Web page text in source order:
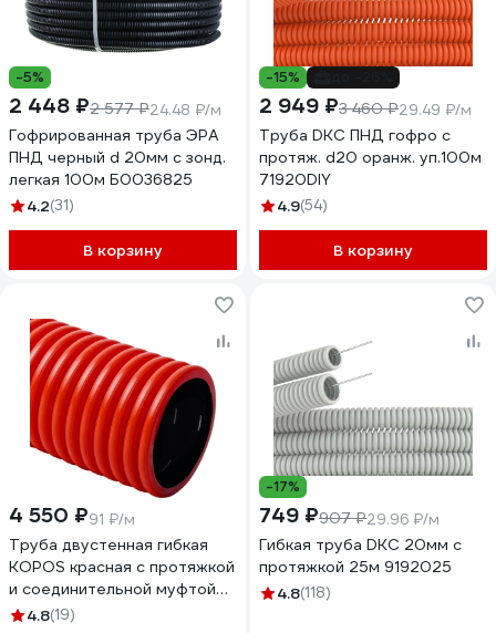
-5%
2 448 ₽2 577 ₽24.48 ₽/м
Гофрированная труба ЭРА
ПНД черный d 20мм с зонд.
легкая 100м Б0036825
4.2(31)
В корзину
-15%
2 949 ₽3 460 ₽29.49 ₽/м
Труба DKC ПНД гофро c
протяж. d20 оранж. уп.100м
71920DIY
4.9(54)
В корзину
4 550 ₽91 ₽/м
Труба двустенная гибкая
KOPOS красная с протяжкой
и соединительной муфтой
D=40мм КОПОФЛЕКС КФ
4.8(19)
-17%
749 ₽907 ₽29.96 ₽/м
Гибкая труба DKC 20мм с
протяжкой 25м 9192025
4.8(118)